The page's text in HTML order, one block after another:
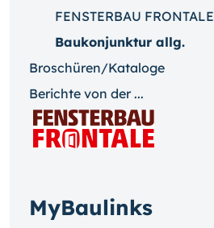
FENSTERBAU FRONTALE
Baukonjunktur allg.
Broschüren/Kataloge
Berichte von der ...
MyBaulinks